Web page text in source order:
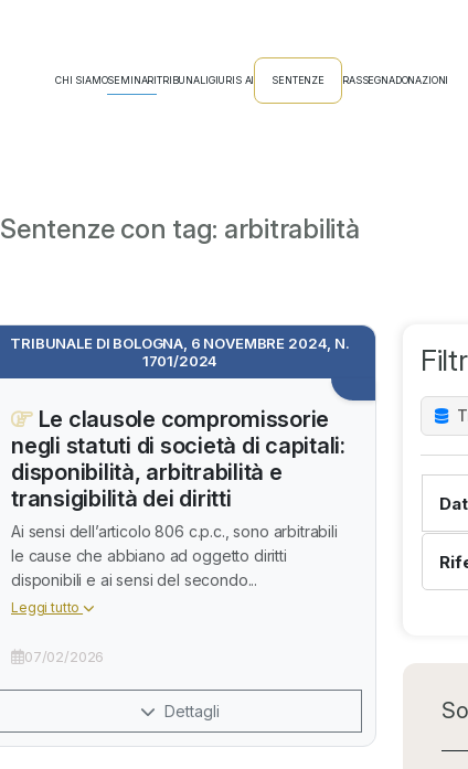
CHI SIAMOSEMINARITRIBUNALIGIURIS AI SENTENZE RASSEGNADONAZIONI
Sentenze con tag: arbitrabilità
TRIBUNALE DI BOLOGNA, 6 NOVEMBRE 2024, N.
1701/2024
Le clausole compromissorie
negli statuti di società di capitali:
disponibilità, arbitrabilità e
transigibilità dei diritti
Ai sensi dell’articolo 806 c.p.c., sono arbitrabili
le cause che abbiano ad oggetto diritti
disponibili e ai sensi del secondo...
Leggi tutto
07/02/2026
Dettagli